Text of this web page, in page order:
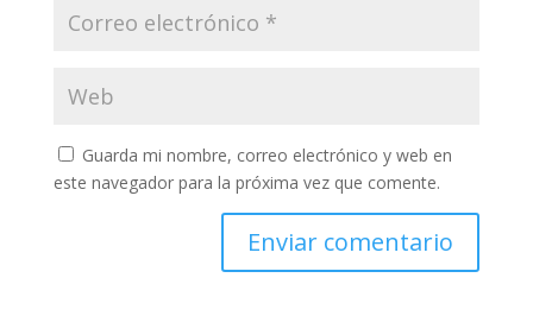
Guarda mi nombre, correo electrónico y web en
este navegador para la próxima vez que comente.